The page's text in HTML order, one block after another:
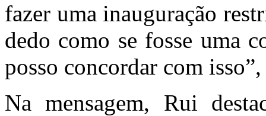
fazer uma inauguração
dedo como se fosse uma
posso concordar com
Na mensagem, Rui